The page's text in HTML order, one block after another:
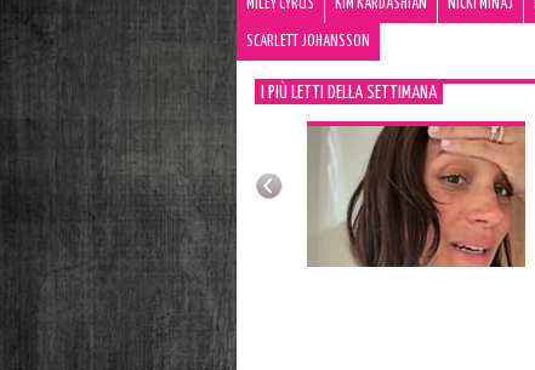
MILEY CYRUS KIM KARDASHIAN NICKI MINAJ
SCARLETT JOHANSSON
I PIÙ LETTI DELLA SETTIMANA